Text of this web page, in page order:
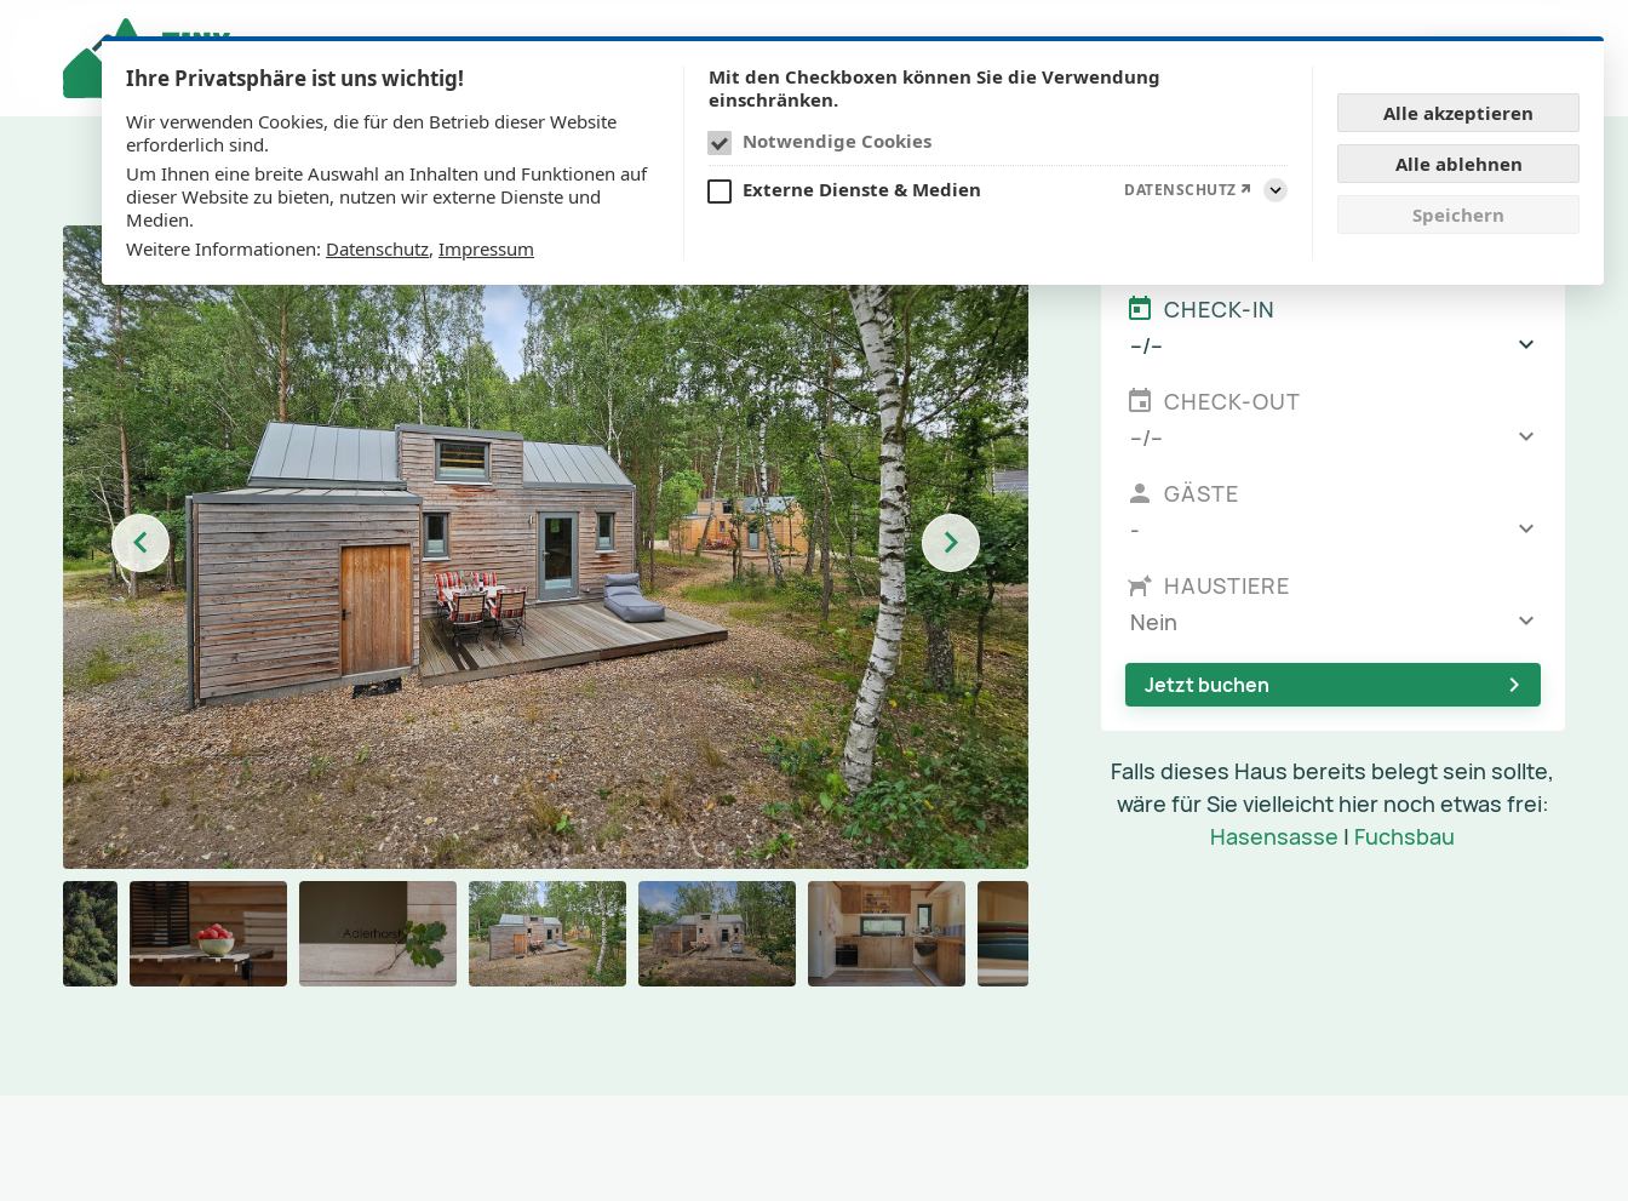
CHECK-IN
--/--
CHECK-OUT
--/--
GÄSTE
-
HAUSTIERE
Nein
Jetzt buchen
Falls dieses Haus bereits belegt sein sollte,
wäre für Sie vielleicht hier noch etwas frei:
Hasensasse | Fuchsbau
Ihre Privatsphäre ist uns wichtig!
Wir verwenden Cookies, die für den Betrieb dieser Website
erforderlich sind.
Um Ihnen eine breite Auswahl an Inhalten und Funktionen auf
dieser Website zu bieten, nutzen wir externe Dienste und
Medien.
Weitere Informationen: Datenschutz, Impressum
Mit den Checkboxen können Sie die Verwendung
einschränken.
Notwendige Cookies
Externe Dienste & Medien
DATENSCHUTZ
Aufklappen
Alle akzeptieren
Alle ablehnen
Speichern